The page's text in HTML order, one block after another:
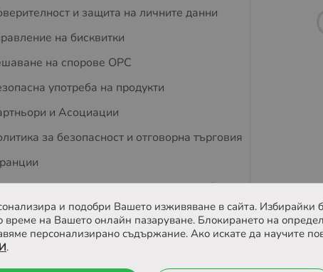
и защита на личните данни
на бисквитки
на спорове OPC
употреба на продукти
и Асоциации
за безопасност и отговорна търговия
за защита на деца и домашни любимци
и подобри Вашето изживяване в сайта. Избирайки
на Вашето онлайн пазаруване. Блокирането на
персонализирано съдържание. Ако искате да научите
.